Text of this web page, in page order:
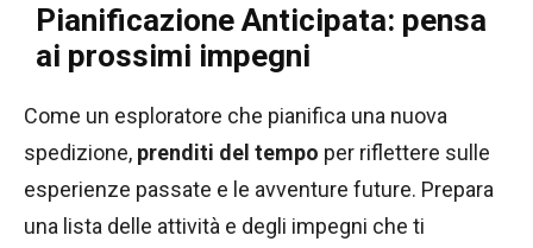
Pianificazione Anticipata: pensa
ai prossimi impegni
Come un esploratore che pianifica una nuova
spedizione, prenditi del tempo per riflettere sulle
esperienze passate e le avventure future. Prepara
una lista delle attività e degli impegni che ti